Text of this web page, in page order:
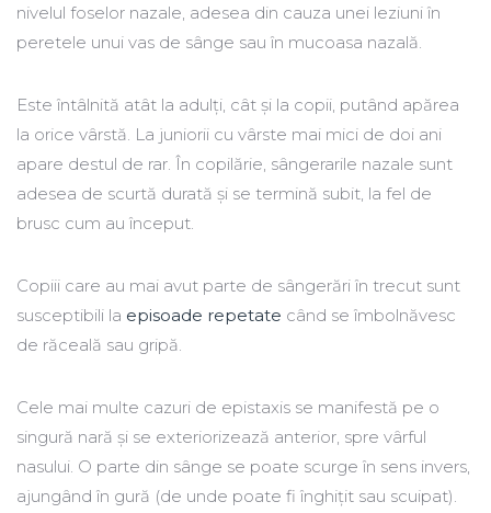
nivelul foselor nazale, adesea din cauza unei leziuni în
peretele unui vas de sânge sau în mucoasa nazală.
Este întâlnită atât la adulți, cât și la copii, putând apărea
la orice vârstă. La juniorii cu vârste mai mici de doi ani
apare destul de rar. În copilărie, sângerarile nazale sunt
adesea de scurtă durată și se termină subit, la fel de
brusc cum au început.
Copiii care au mai avut parte de sângerări în trecut sunt
susceptibili la episoade repetate când se îmbolnăvesc
de răceală sau gripă.
Cele mai multe cazuri de epistaxis se manifestă pe o
singură nară și se exteriorizează anterior, spre vârful
nasului. O parte din sânge se poate scurge în sens invers,
ajungând în gură (de unde poate fi înghițit sau scuipat).